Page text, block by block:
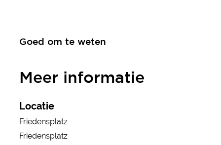
Goed om te weten
Meer informatie
Locatie
Friedensplatz
Friedensplatz